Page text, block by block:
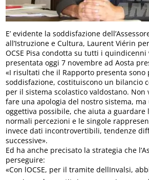
E’ evidente la soddisfazione
all’Istruzione e Cultura, Laurent Viérin
OCSE Pisa condotta su tutti i
presentata oggi 7 novembre ad Aosta
«I risultati che il Rapporto presenta sono
soddisfazione, costituiscono un bilancio
per il sistema scolastico valdostano. Non
fare una apologia del nostro sistema,
oggettiva possibile, che aiuta a guardare
normali percezioni e le singole
invece dati incontrovertibili, tendenze
successive».
Ed ha anche precisato la strategia che
perseguire:
«Con lOCSE, per il tramite dellInvalsi,